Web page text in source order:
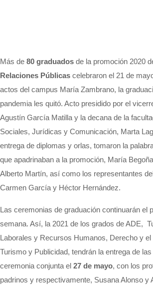
Más de 80 graduados de la promoción 2020
Relaciones Públicas celebraron el 21 de
actos del campus María Zambrano, la
pandemia les quitó. Acto presidido por el
Agustín García Matilla y la decana de la
Sociales, Jurídicas y Comunicación, Marta
entrega de diplomas y orlas, tomaron la
que apadrinaban a la promoción, María
Alberto Martín, así como los representantes
Carmen García y Héctor Hernández.
Las ceremonias de graduación continuarán el
semana. Así, la 2021 de los grados de ADE,
Laborales y Recursos Humanos, Derecho y el
Turismo y Publicidad, tendrán la entrega de
ceremonia conjunta el 27 de mayo, con los
padrinos y respectivamente, Susana Alonso y